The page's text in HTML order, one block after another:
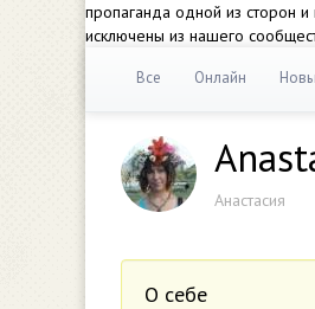
пропаганда одной из сторон
исключены из нашего
Все Онлайн
Анастасия
О себе